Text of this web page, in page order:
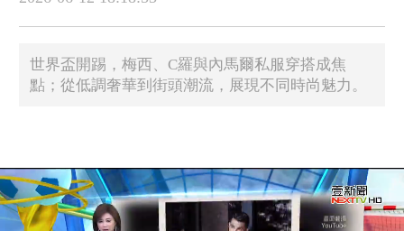
世界盃開踢，梅西、C羅與內馬爾私服穿搭成焦
點；從低調奢華到街頭潮流，展現不同時尚魅力。